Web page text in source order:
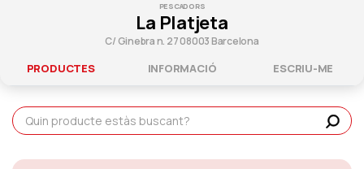
PESCADORS
La Platjeta
C/ Ginebra n. 27 08003 Barcelona
PRODUCTES INFORMACIÓ ESCRIU-ME